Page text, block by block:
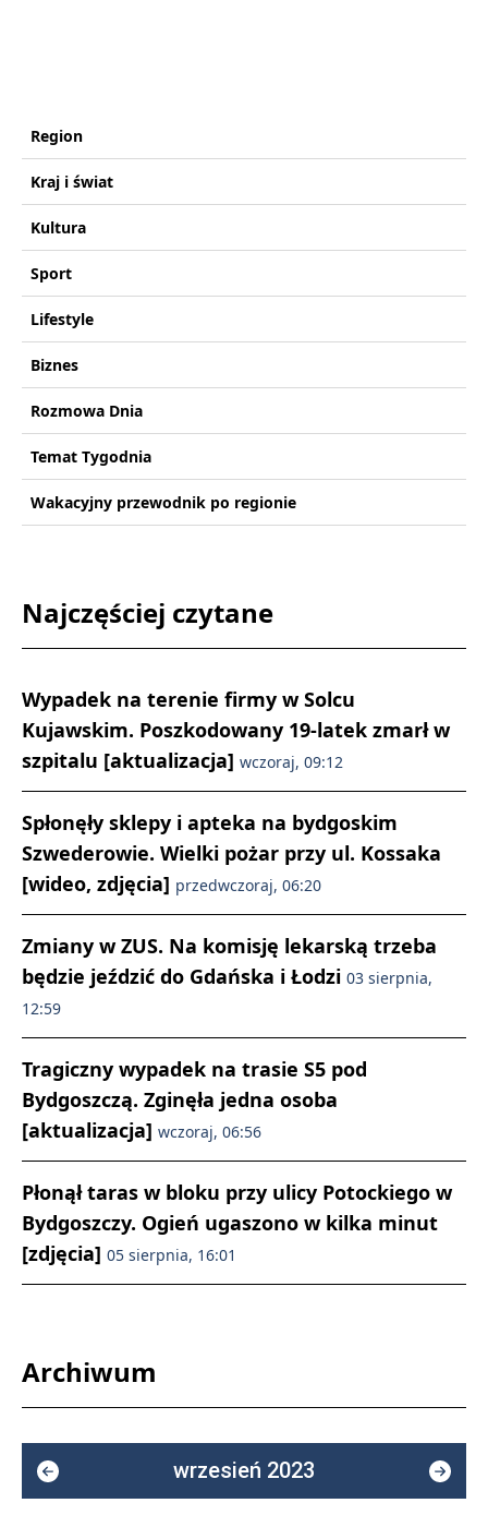
Region
Kraj i świat
Kultura
Sport
Lifestyle
Biznes
Rozmowa Dnia
Temat Tygodnia
Wakacyjny przewodnik po regionie
Najczęściej czytane
Wypadek na terenie firmy w Solcu
Kujawskim. Poszkodowany 19-latek zmarł w
szpitalu [aktualizacja] wczoraj, 09:12
Spłonęły sklepy i apteka na bydgoskim
Szwederowie. Wielki pożar przy ul. Kossaka
[wideo, zdjęcia] przedwczoraj, 06:20
Zmiany w ZUS. Na komisję lekarską trzeba
będzie jeździć do Gdańska i Łodzi 03 sierpnia,
12:59
Tragiczny wypadek na trasie S5 pod
Bydgoszczą. Zginęła jedna osoba
[aktualizacja] wczoraj, 06:56
Płonął taras w bloku przy ulicy Potockiego w
Bydgoszczy. Ogień ugaszono w kilka minut
[zdjęcia] 05 sierpnia, 16:01
Archiwum
wrzesień 2023